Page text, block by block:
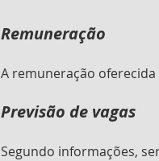
Remuneração
A remuneração
Previsão de vagas
Segundo informações,